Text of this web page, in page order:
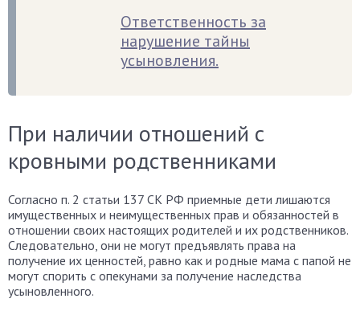
Ответственность за
нарушение тайны
усыновления.
При наличии отношений с
кровными родственниками
Согласно п. 2 статьи 137 СК РФ приемные дети лишаются
имущественных и неимущественных прав и обязанностей в
отношении своих настоящих родителей и их родственников.
Следовательно, они не могут предъявлять права на
получение их ценностей, равно как и родные мама с папой не
могут спорить с опекунами за получение наследства
усыновленного.